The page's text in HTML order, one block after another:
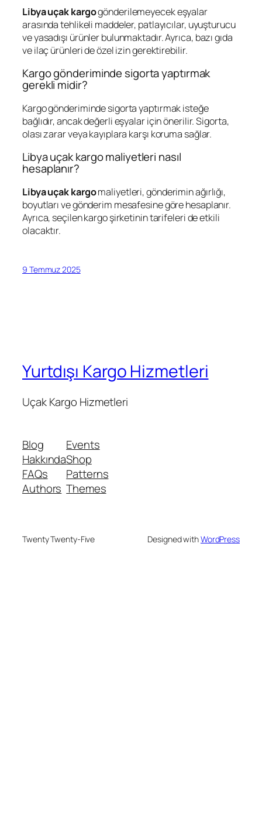
Libya uçak kargogönderilemeyecek eşyalar
arasında tehlikeli maddeler, patlayıcılar, uyuşturucu
ve yasadışı ürünler bulunmaktadır. Ayrıca, bazı gıda
ve ilaç ürünleri de özel izin gerektirebilir.
Kargo gönderiminde sigorta yaptırmak
gerekli midir?
Kargo gönderiminde sigorta yaptırmak isteğe
bağlıdır, ancak değerli eşyalar için önerilir. Sigorta,
olası zarar veya kayıplara karşı koruma sağlar.
Libya uçak kargo maliyetleri nasıl
hesaplanır?
Libya uçak kargomaliyetleri, gönderimin ağırlığı,
boyutları ve gönderim mesafesine göre hesaplanır.
Ayrıca, seçilen kargo şirketinin tarifeleri de etkili
olacaktır.
9 Temmuz 2025
Yurtdışı Kargo Hizmetleri
Uçak Kargo Hizmetleri
Blog
Hakkında
FAQs
Authors
Events
Shop
Patterns
Themes
Twenty Twenty-Five Designed withWordPress